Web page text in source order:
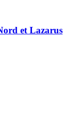
et Lazarus